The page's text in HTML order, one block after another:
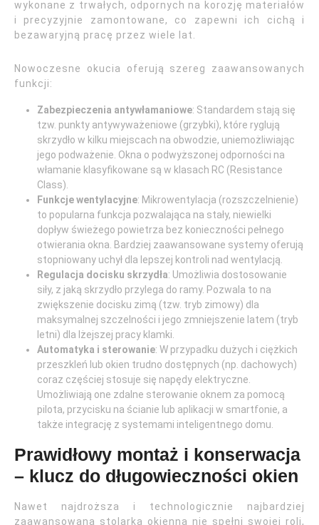
wykonane z trwałych, odpornych na korozję materiałów
i precyzyjnie zamontowane, co zapewni ich cichą i
bezawaryjną pracę przez wiele lat.
Nowoczesne okucia oferują szereg zaawansowanych
funkcji:
Zabezpieczenia antywłamaniowe: Standardem stają się
tzw. punkty antywyważeniowe (grzybki), które ryglują
skrzydło w kilku miejscach na obwodzie, uniemożliwiając
jego podważenie. Okna o podwyższonej odporności na
włamanie klasyfikowane są w klasach RC (Resistance
Class).
Funkcje wentylacyjne: Mikrowentylacja (rozszczelnienie)
to popularna funkcja pozwalająca na stały, niewielki
dopływ świeżego powietrza bez konieczności pełnego
otwierania okna. Bardziej zaawansowane systemy oferują
stopniowany uchył dla lepszej kontroli nad wentylacją.
Regulacja docisku skrzydła: Umożliwia dostosowanie
siły, z jaką skrzydło przylega do ramy. Pozwala to na
zwiększenie docisku zimą (tzw. tryb zimowy) dla
maksymalnej szczelności i jego zmniejszenie latem (tryb
letni) dla lżejszej pracy klamki.
Automatyka i sterowanie: W przypadku dużych i ciężkich
przeszkleń lub okien trudno dostępnych (np. dachowych)
coraz częściej stosuje się napędy elektryczne.
Umożliwiają one zdalne sterowanie oknem za pomocą
pilota, przycisku na ścianie lub aplikacji w smartfonie, a
także integrację z systemami inteligentnego domu.
Prawidłowy montaż i konserwacja
– klucz do długowieczności okien
Nawet najdroższa i technologicznie najbardziej
zaawansowana stolarka okienna nie spełni swojej roli,